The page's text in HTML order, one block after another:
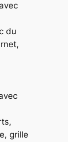
du
grille